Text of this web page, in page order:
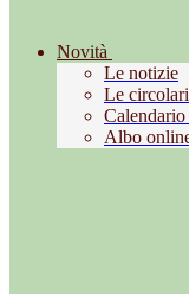
Novità
Le notizie
Le circolari
Calendario
Albo